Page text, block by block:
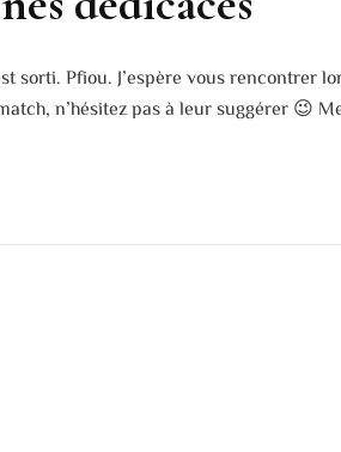
sorti. Pfiou. J’espère vous rencontrer
n’hésitez pas à leur suggérer 😉